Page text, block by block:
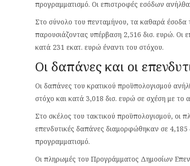
προγραμματισμό. Οι επιστροφές εσόδων
Στο σύνολο του πενταμήνου, τα καθαρά έσοδα
παρουσιάζοντας υπέρβαση 2,516 δισ. ευρώ. Οι
κατά 231 εκατ. ευρώ έναντι του στόχου.
Οι δαπάνες και οι
Οι δαπάνες του κρατικού προϋπολογισμού
στόχο και κατά 3,018 δισ. ευρώ σε σχέση με το
Στο σκέλος του τακτικού προϋπολογισμού, οι
επενδυτικές δαπάνες διαμορφώθηκαν σε
προγραμματισμό.
Οι πληρωμές του Προγράμματος Δημοσίων